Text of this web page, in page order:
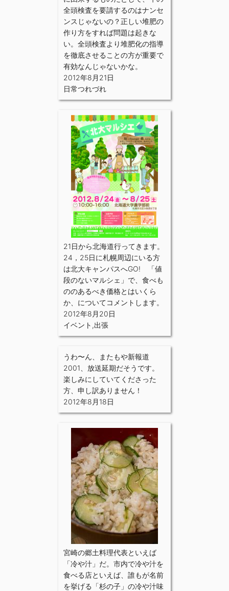
全頭検査を要請するのはナンセ
ンスじゃないの？正しい堆肥の
作り方をすれば問題は起きな
い。全頭検査より堆肥化の指導
を徹底させることの方が重要で
有効なんじゃないかな。
2012年8月21日
日常つれづれ
21日から北海道行ってきます。
24，25日に札幌周辺にいる方
は北大キャンパスへGO! 「値
段のないマルシェ」で、食べも
ののあるべき価格とはいくら
か、についてコメントします。
2012年8月20日
イベント ,出張
うわ〜ん、またもや新報道
2001、放送延期だそうです。
楽しみにしていてくださった
方、申し訳ありません！
2012年8月18日
宮崎の郷土料理代表といえば
「冷や汁」だ。市内で冷や汁を
食べる店といえば、誰もが名前
を挙げる「杉の子」の冷や汁味